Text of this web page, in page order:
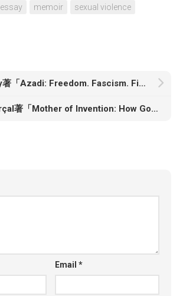
essay memoir
sexual violence
Arundhati Roy著「Azadi: Freedom. Fascism. Fiction.」
Katrine Marçal著「Mother of Invention: How Good Ideas Get Ignored in an Economy Built for Men」
Email*